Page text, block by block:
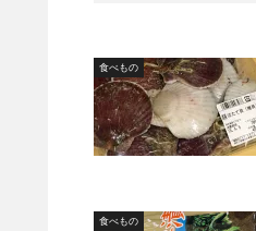
食べもの
食べもの